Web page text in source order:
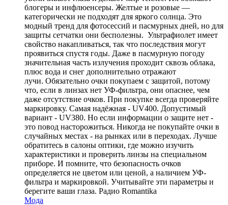
блогеры и инфлюенсеры. Желтые и розовые —
категорически не подходят для яркого солнца. Это
модный тренд для фотосессий и пасмурных дней, но для
защиты сетчатки они бесполезны. Ультрафиолет имеет
свойство накапливаться, так что последствия могут
проявиться спустя годы. Даже в пасмурную погоду
значительная часть излучения проходит сквозь облака,
плюс вода и снег дополнительно отражают
лучи. Обязательно очки покупаем с защитой, потому
что, если в линзах нет УФ-фильтра, они опаснее, чем
даже отсутствие очков. При покупке всегда проверяйте
маркировку. Самая надёжная - UV400. Допустимый
вариант - UV380. Но если информации о защите нет -
это повод насторожиться. Никогда не покупайте очки в
случайных местах - на рынках или в переходах. Лучше
обратитесь в салоны оптики, где можно изучить
характеристики и проверить линзы на специальном
приборе. И помните, что безопасность очков
определяется не цветом или ценой, а наличием УФ-
фильтра и маркировкой. Учитывайте эти параметры и
берегите ваши глаза. Радио Romantika
Мода